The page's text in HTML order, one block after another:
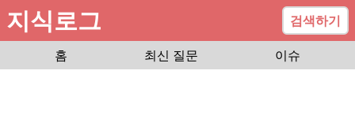
지식로그
검색하기
홈
최신 질문 이슈